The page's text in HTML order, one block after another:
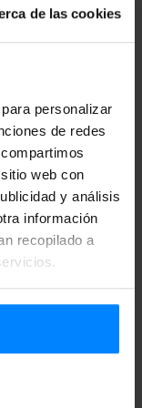
de las cookies
personalizar
de redes
web con
y análisis
información
recopilado a
26 de
Jueves, 9 de
9 de
23 de